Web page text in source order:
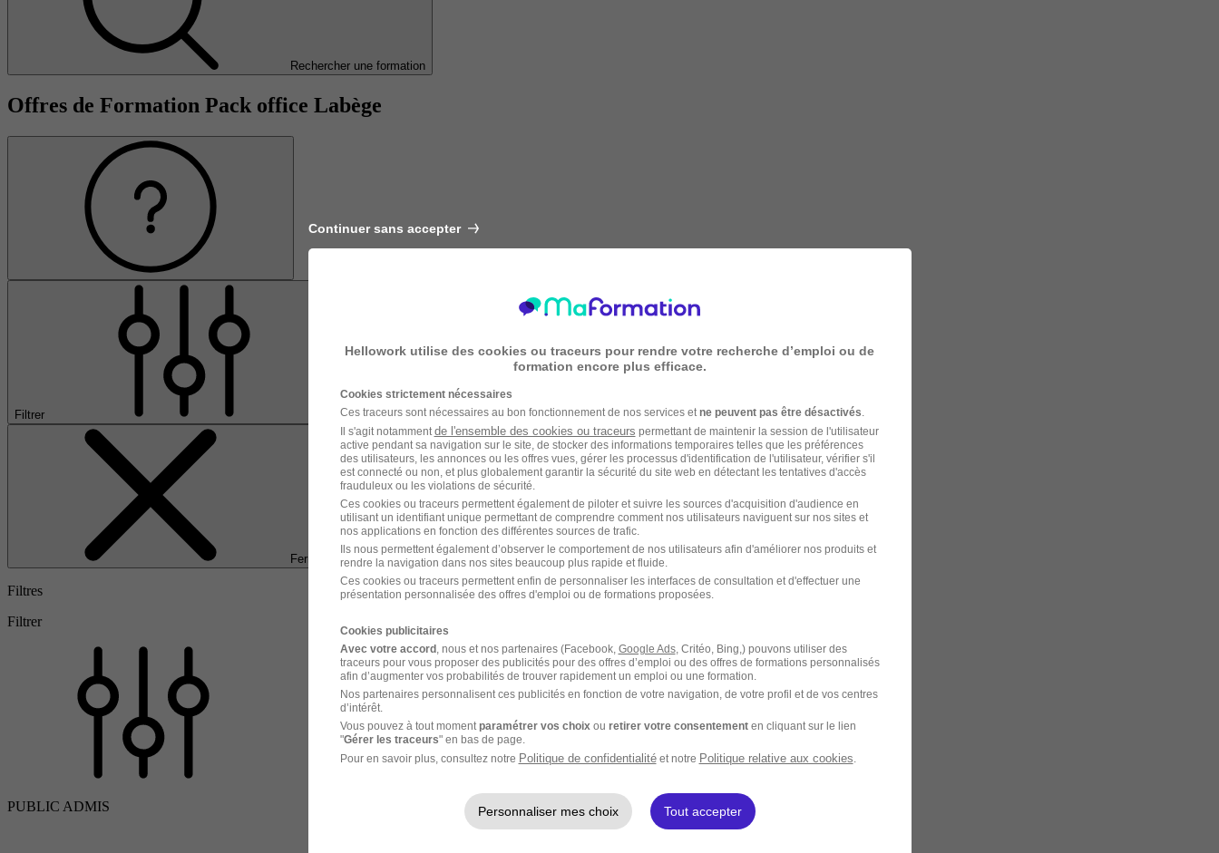
Rechercher une formation
Offres de Formation Pack office Labège
Filtrer
Fermer
Filtres
Filtrer
PUBLIC ADMIS
Continuer sans accepter
Hellowork utilise des cookies ou traceurs pour rendre votre recherche d’emploi ou de
formation encore plus efficace.
Cookies strictement nécessaires
Ces traceurs sont nécessaires au bon fonctionnement de nos services et ne peuvent pas être désactivés
Il s'agit notamment de l'ensemble des cookies ou traceurs permettant de maintenir la session de l'utilisateur
active pendant sa navigation sur le site, de stocker des informations temporaires telles que les préférences
des utilisateurs, les annonces ou les offres vues, gérer les processus d'identification de l'utilisateur, vérifier s'il
est connecté ou non, et plus globalement garantir la sécurité du site web en détectant les tentatives d'accès
frauduleux ou les violations de sécurité.
Ces cookies ou traceurs permettent également de piloter et suivre les sources d'acquisition d'audience en
utilisant un identifiant unique permettant de comprendre comment nos utilisateurs naviguent sur nos sites et
nos applications en fonction des différentes sources de trafic.
Ils nous permettent également d’observer le comportement de nos utilisateurs afin d'améliorer nos produits et
rendre la navigation dans nos sites beaucoup plus rapide et fluide.
Ces cookies ou traceurs permettent enfin de personnaliser les interfaces de consultation et d'effectuer une
présentation personnalisée des offres d'emploi ou de formations proposées.
Cookies publicitaires
Avec votre accord, nous et nos partenaires (Facebook, Google Ads, Critéo, Bing,) pouvons utiliser des
traceurs pour vous proposer des publicités pour des offres d’emploi ou des offres de formations personnalisés
afin d’augmenter vos probabilités de trouver rapidement un emploi ou une formation.
Nos partenaires personnalisent ces publicités en fonction de votre navigation, de votre profil et de vos centres
d’intérêt.
Vous pouvez à tout moment paramétrer vos choix ou retirer votre consentementen cliquant sur le lien
"Gérer les traceurs" en bas de page.
Pour en savoir plus, consultez notre Politique de confidentialitéet notre Politique relative aux cookies
Personnaliser mes choix Tout accepter